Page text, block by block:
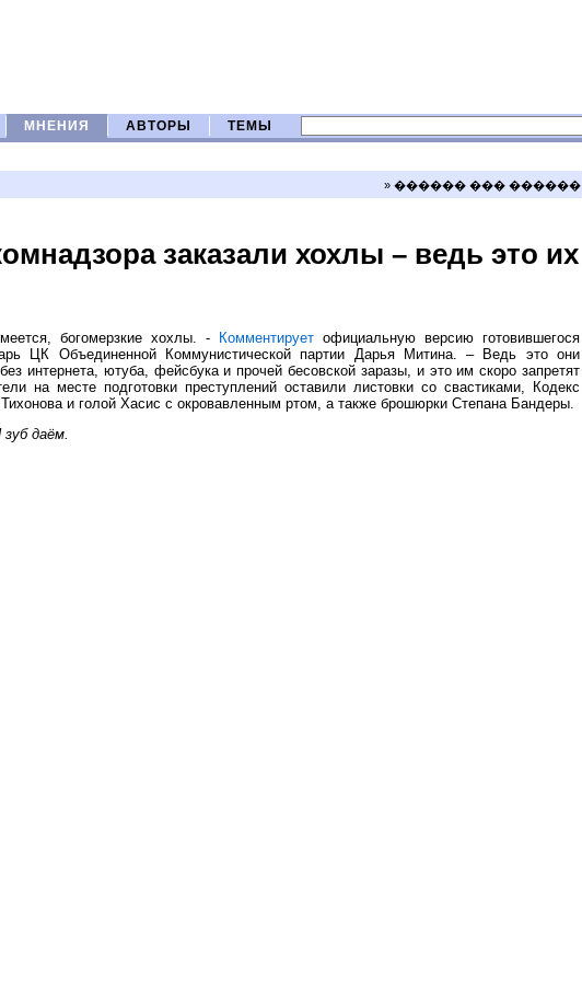
МНЕНИЯ АВТОРЫ ТЕМЫ
» ������ ��� ������
заказали хохлы – ведь это их
богомерзкие хохлы. - Комментирует официальную версию готовившегося
ЦК Объединенной Коммунистической партии Дарья Митина. – Ведь это они
интернета, ютуба, фейсбука и прочей бесовской заразы, и это им скоро запретят
на месте подготовки преступлений оставили листовки со свастиками, Кодекс
и голой Хасис с окровавленным ртом, а также брошюрки Степана Бандеры.
даём.